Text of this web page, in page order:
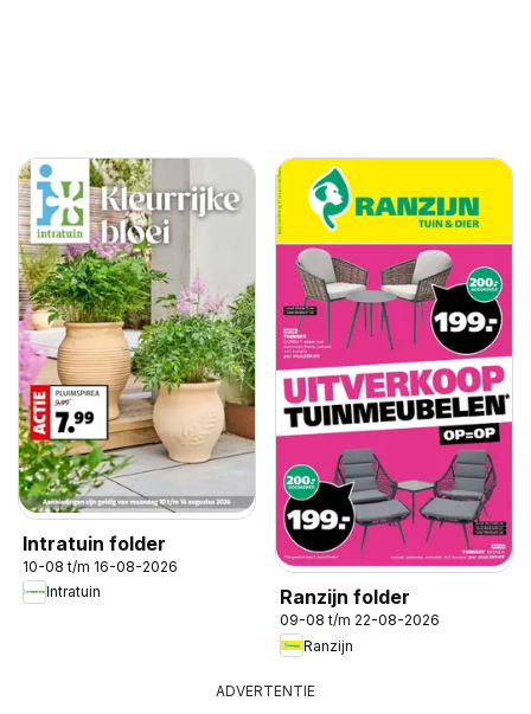
Intratuin folder
10-08 t/m 16-08-2026
Intratuin
Ranzijn folder
09-08 t/m 22-08-2026
Ranzijn
ADVERTENTIE